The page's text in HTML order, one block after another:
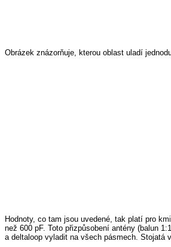
Obrázek znázorňuje, kterou oblast uladí
Hodnoty, co tam jsou uvedené, tak platí pro
než 600 pF. Toto přizpůsobení antény (balun
a deltaloop vyladit na všech pásmech. Stojatá